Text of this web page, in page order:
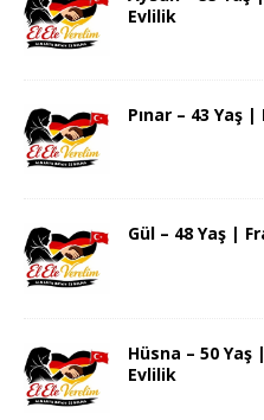
Evlilik
Pınar – 43 Yaş
Gül – 48 Yaş |
Hüsna – 50
Evlilik